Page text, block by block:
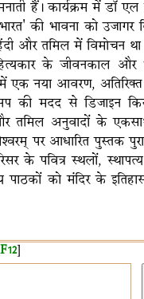
हैं। कार्यक्रम में डॉ
की भावना को उजागर
और तमिल में विमोचन
के जीवनकाल और
एक नया आवरण, अतिरिक्त
की मदद से डिजाइन
और तमिल अनुवादों के
पर आधारित पुस्तक
के पवित्र स्थलों,
पाठकों को मंदिर के
F12]